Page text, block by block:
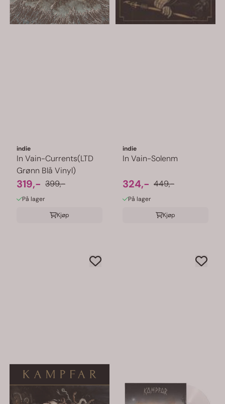
indie
In Vain-Currents(LTD
Grønn Blå Vinyl)
319,- 399,-
På lager
Kjøp
indie
In Vain-Solenm
324,- 449,-
På lager
Kjøp